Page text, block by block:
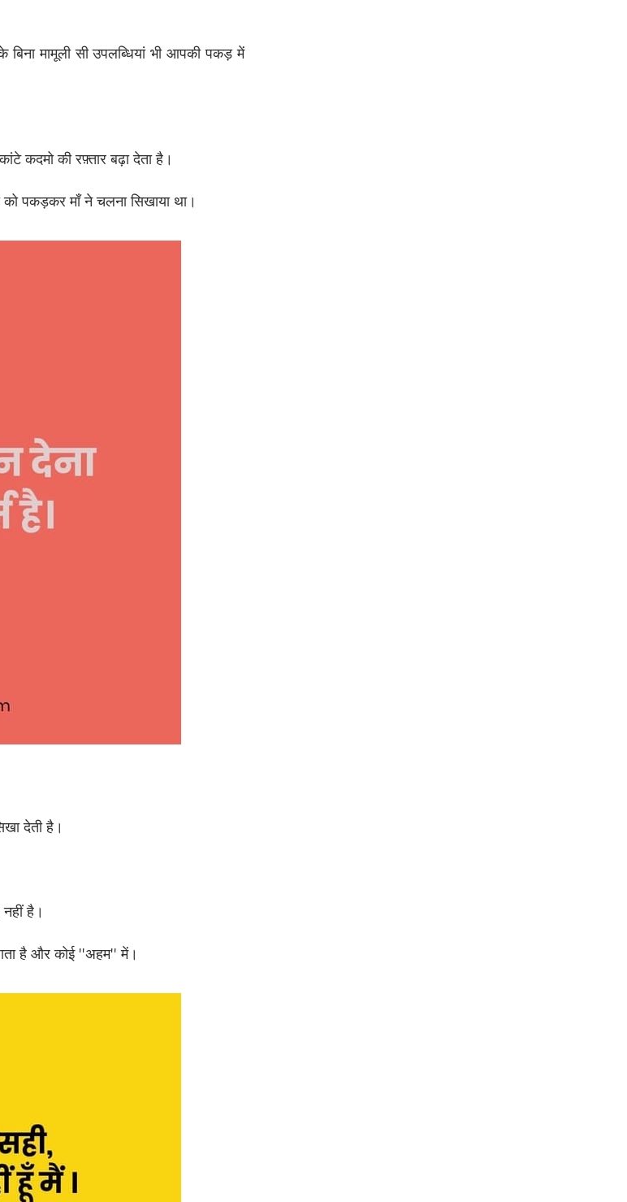
मामूली सी उपलब्धियां भी आपकी पकड़ में
कदमो की रफ़्तार बढ़ा देता है।
पकड़कर माँ ने चलना सिखाया था।
देती है।
है।
है और कोई ''अहम'' में।